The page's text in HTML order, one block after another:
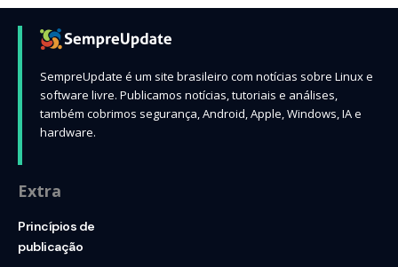
SempreUpdate é um site brasileiro com notícias sobre Linux e
software livre. Publicamos notícias, tutoriais e análises,
também cobrimos segurança, Android, Apple, Windows, IA e
hardware.
Extra
Princípios de
publicação